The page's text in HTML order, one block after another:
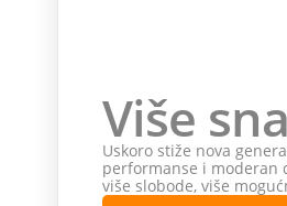
Više
Uskoro stiže nova
performanse i moderan
više slobode, više